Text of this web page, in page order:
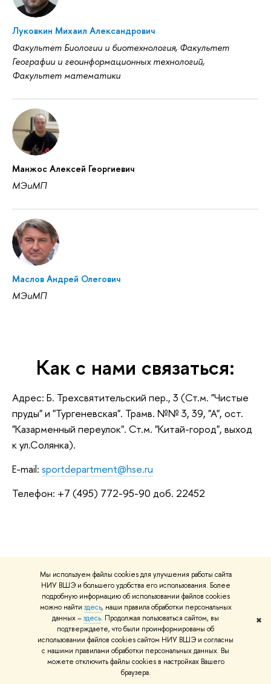
Мы используем файлы cookies для улучшения работы сайта
НИУ ВШЭ и большего удобства его использования. Более
подробную информацию об использовании файлов cookies
можно найти здесь, наши правила обработки персональных
данных –здесь. Продолжая пользоваться сайтом, вы
подтверждаете, что были проинформированы об
использовании файлов cookies сайтом НИУ ВШЭ и согласны
с нашими правилами обработки персональных данных. Вы
можете отключить файлы cookies в настройках Вашего
браузера.
✖
Луковкин Михаил Александрович
Факультет Биологии и биотехнология, Факультет
Географии и геоинформационных технологий,
Факультет математики
Манжос Алексей Георгиевич
МЭиМП
Маслов Андрей Олегович
МЭиМП
Как с нами связаться:
Адрес: Б. Трехсвятительский пер., 3 (Ст.м. "Чистые
пруды" и "Тургеневская". Трамв. №№ 3, 39, "А", ост.
"Казарменный переулок". Ст.м. "Китай-город", выход
к ул.Солянка).
E-mail: sportdepartment@hse.ru
Телефон: +7 (495) 772-95-90 доб. 22452
Группа в ВК Телеграмм канал